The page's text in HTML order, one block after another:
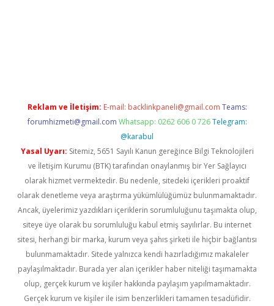
Reklam ve İletişim: E-mail: backlinkpaneli@gmail.com Teams:
forumhizmeti@gmail.com Whatsapp: 0262 606 0 726 Telegram:
@karabul
Yasal Uyarı: Sitemiz, 5651 Sayılı Kanun gereğince Bilgi Teknolojileri
ve İletişim Kurumu (BTK) tarafından onaylanmış bir Yer Sağlayıcı
olarak hizmet vermektedir. Bu nedenle, sitedeki içerikleri proaktif
olarak denetleme veya araştırma yükümlülüğümüz bulunmamaktadır.
Ancak, üyelerimiz yazdıkları içeriklerin sorumluluğunu taşımakta olup,
siteye üye olarak bu sorumluluğu kabul etmiş sayılırlar. Bu internet
sitesi, herhangi bir marka, kurum veya şahıs şirketi ile hiçbir bağlantısı
bulunmamaktadır. Sitede yalnızca kendi hazırladığımız makaleler
paylaşılmaktadır. Burada yer alan içerikler haber niteliği taşımamakta
olup, gerçek kurum ve kişiler hakkında paylaşım yapılmamaktadır.
Gerçek kurum ve kişiler ile isim benzerlikleri tamamen tesadüfidir.